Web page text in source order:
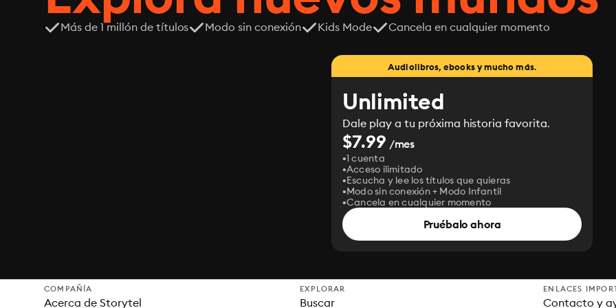
Más de 1 millón de títulos Modo sin conexión Kids Mode Cancela en cualquier momento
Audiolibros, ebooks y mucho más.
Unlimited
Dale play a tu próxima historia favorita.
$7.99 /mes
1 cuenta
Acceso ilimitado
Escucha y lee los títulos que quieras
Modo sin conexión + Modo Infantil
Cancela en cualquier momento
Pruébalo ahora
COMPAÑÍA
Acerca de Storytel
EXPLORAR
Buscar
ENLACES
Contacto y